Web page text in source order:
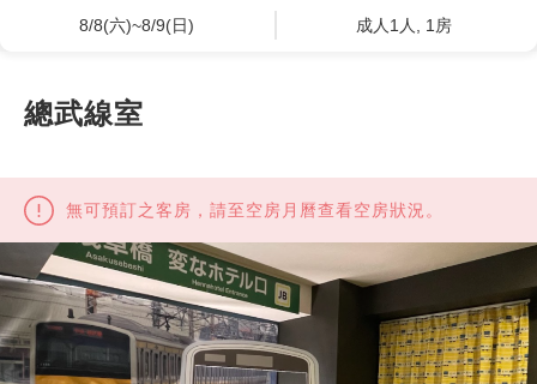
8/8(六)~8/9(日) 成人1人, 1房
總武線室
無可預訂之客房，請至空房月曆查看空房狀況。